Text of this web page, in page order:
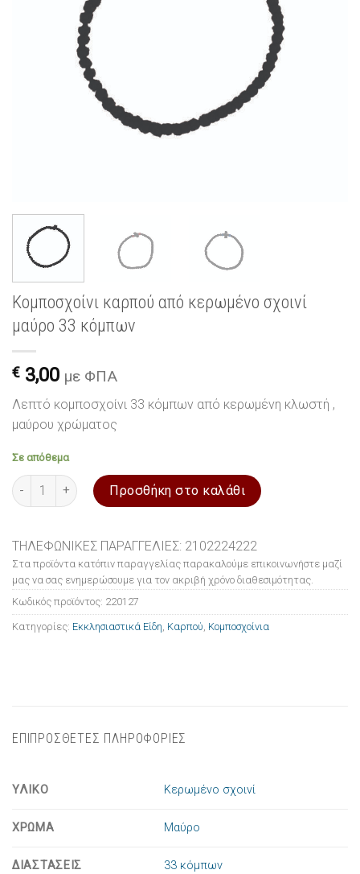
Κομποσχοίνι καρπού από κερωμένο σχοινί
μαύρο 33 κόμπων
€ 3,00 με ΦΠΑ
Λεπτό κομποσχοίνι 33 κόμπων από κερωμένη κλωστή ,
μαύρου χρώματος
Σε απόθεμα
Κομποσχοίνι καρπού από κερωμένο σχοινί μαύρο 33 κόμπων
Προσθήκη στο καλάθι
ΤΗΛΕΦΩΝΙΚΕΣ ΠΑΡΑΓΓΕΛΙΕΣ: 2102224222
Στα προϊόντα κατόπιν παραγγελίας παρακαλούμε επικοινωνήστε μαζί
μας να σας ενημερώσουμε για τον ακριβή χρόνο διαθεσιμότητας.
Κωδικός προϊόντος: 220127
Κατηγορίες: Εκκλησιαστικά Είδη, Καρπού, Κομποσχοίνια
ΕΠΙΠΡΟΣΘΕΤΕΣ ΠΛΗΡΟΦΟΡΙΕΣ
ΥΛΙΚΟ Κερωμένο σχοινί
ΧΡΩΜΑ Μαύρο
ΔΙΑΣΤΑΣΕΙΣ 33 κόμπων